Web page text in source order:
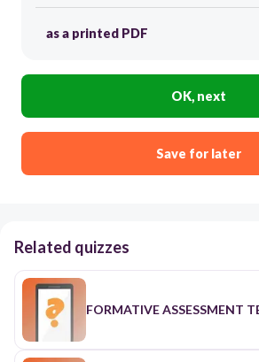
as a printed PDF
OK, next
Save for later
Related quizzes
FORMATIVE ASSESSMENT